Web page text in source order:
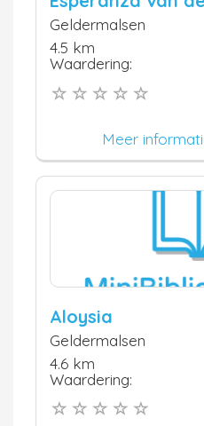
Geldermalsen
4.5 km
Waardering:
Meer
Aloysia
Geldermalsen
4.6 km
Waardering: